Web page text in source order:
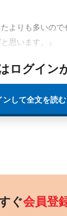
よりも多いので
思います。』
ログイン
ンして全文を読む
ぐ会員登